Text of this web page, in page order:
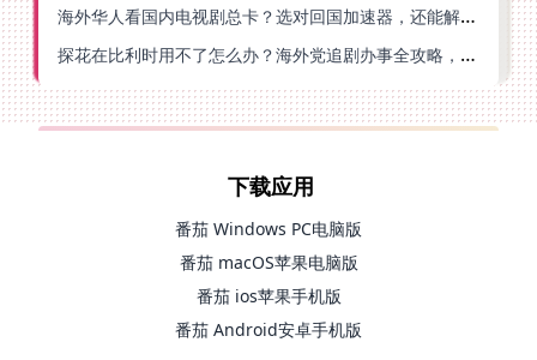
海外华人看国内电视剧总卡？选对回国加速器，还能解决菲律宾打不开反诈中心的问题
探花在比利时用不了怎么办？海外党追剧办事全攻略，选对加速器就够了
下载应用
番茄 Windows PC电脑版
番茄 macOS苹果电脑版
番茄 ios苹果手机版
番茄 Android安卓手机版